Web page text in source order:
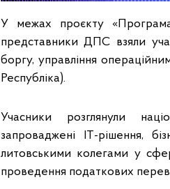
У межах проєкту
представники ДПС взяли
боргу, управління
Республіка).
Учасники розглянули
запроваджені ІТ-рішення,
литовськими колегами у
проведення податкових